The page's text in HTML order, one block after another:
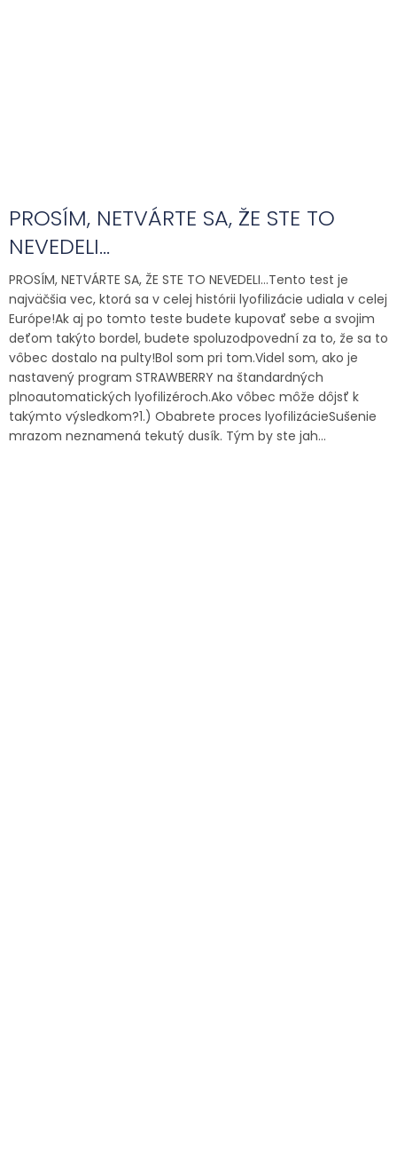
PROSÍM, NETVÁRTE SA, ŽE STE TO
NEVEDELI…
PROSÍM, NETVÁRTE SA, ŽE STE TO NEVEDELI…Tento test je
najväčšia vec, ktorá sa v celej histórii lyofilizácie udiala v celej
Európe!Ak aj po tomto teste budete kupovať sebe a svojim
deťom takýto bordel, budete spoluzodpovední za to, že sa to
vôbec dostalo na pulty!Bol som pri tom.Videl som, ako je
nastavený program STRAWBERRY na štandardných
plnoautomatických lyofilizéroch.Ako vôbec môže dôjsť k
takýmto výsledkom?1.) Obabrete proces lyofilizácieSušenie
mrazom neznamená tekutý dusík. Tým by ste jah...